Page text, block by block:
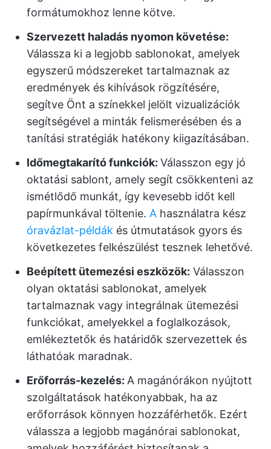
formátumokhoz lenne kötve.
Szervezett haladás nyomon követése:
Válassza ki a legjobb sablonokat, amelyek
egyszerű módszereket tartalmaznak az
eredmények és kihívások rögzítésére,
segítve Önt a színekkel jelölt vizualizációk
segítségével a minták felismerésében és a
tanítási stratégiák hatékony kiigazításában.
Időmegtakarító funkciók: Válasszon egy jó
oktatási sablont, amely segít csökkenteni az
ismétlődő munkát, így kevesebb időt kell
papírmunkával töltenie. A használatra kész
óravázlat-példák és útmutatások gyors és
következetes felkészülést tesznek lehetővé.
Beépített ütemezési eszközök: Válasszon
olyan oktatási sablonokat, amelyek
tartalmaznak vagy integrálnak ütemezési
funkciókat, amelyekkel a foglalkozások,
emlékeztetők és határidők szervezettek és
láthatóak maradnak.
Erőforrás-kezelés: A magánórákon nyújtott
szolgáltatások hatékonyabbak, ha az
erőforrások könnyen hozzáférhetők. Ezért
válassza a legjobb magánórai sablonokat,